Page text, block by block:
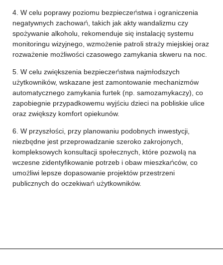
4. W celu poprawy poziomu bezpieczeństwa i ograniczenia
negatywnych zachowań, takich jak akty wandalizmu czy
spożywanie alkoholu, rekomenduje się instalację systemu
monitoringu wizyjnego, wzmożenie patroli straży miejskiej oraz
rozważenie możliwości czasowego zamykania skweru na noc.
5. W celu zwiększenia bezpieczeństwa najmłodszych
użytkowników, wskazane jest zamontowanie mechanizmów
automatycznego zamykania furtek (np. samozamykaczy), co
zapobiegnie przypadkowemu wyjściu dzieci na pobliskie ulice
oraz zwiększy komfort opiekunów.
6. W przyszłości, przy planowaniu podobnych inwestycji,
niezbędne jest przeprowadzanie szeroko zakrojonych,
kompleksowych konsultacji społecznych, które pozwolą na
wczesne zidentyfikowanie potrzeb i obaw mieszkańców, co
umożliwi lepsze dopasowanie projektów przestrzeni
publicznych do oczekiwań użytkowników.